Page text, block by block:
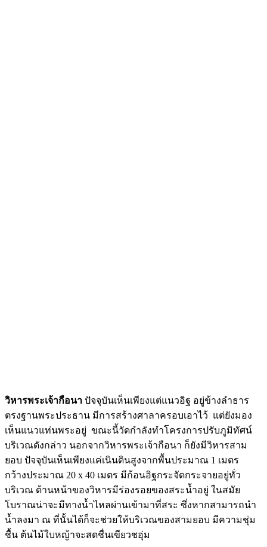
วิหารพระเจ้ากือนา ปัจจุบันเห็นเพียงแต่แนวอิฐ อยู่ข้างลำธาร
ตรงฐานพระประธาน มีการสร้างศาลาครอบเอาไว้ แต่ยังมอง
เห็นแนวแท่นพระอยู่ ขณะนี้วัดกำลังทำโครงการปรับภูมิทัศน์
บริเวณดังกล่าว นอกจากวิหารพระเจ้ากือนา ก็ยังมีวิหารสาม
ยอบ ปัจจุบันเห็นเพียงแค่เนินดินสูงจากพื้นประมาณ 1 เมตร
กว้างประมาณ 20 x 40 เมตร มีก้อนอิฐกระจัดกระจายอยู่ทั่ว
บริเวณ ด้านหน้าของวิหารมีร่องรอยของสระน้ำอยู่ ในสมัย
โบราณน่าจะมีทางน้ำไหลผ่านเข้ามาที่สระ ซึ่งหากสามารถนำ
น้ำลงมา ณ ที่นั้นได้ก็จะช่วยให้บริเวณของสามยอบ มีความชุ่ม
ชื้น ต้นไม้ใบหญ้าจะสดชื่นเขียวชอุ่ม